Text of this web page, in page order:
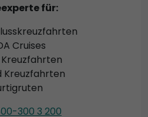
für:
Cruises
Kreuzfahrten
300 3 200